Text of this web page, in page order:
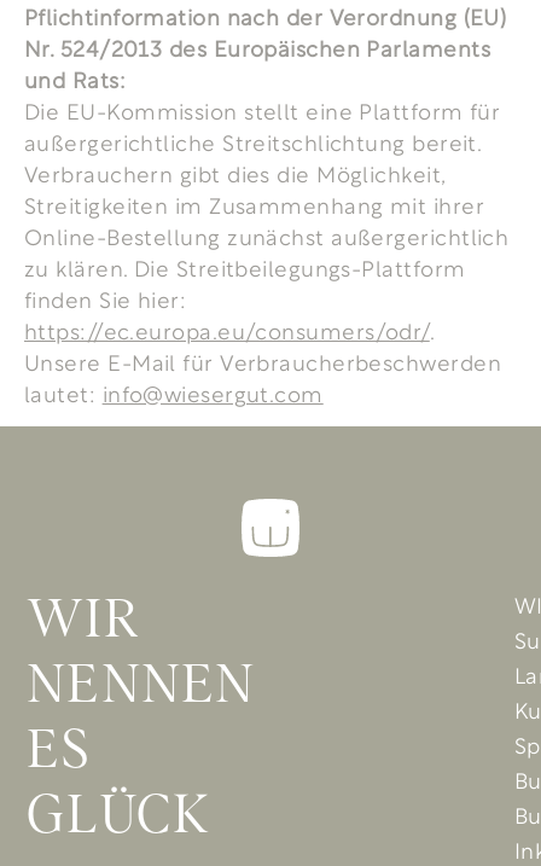
Pflichtinformation nach der Verordnung (EU)
Nr. 524/2013 des Europäischen Parlaments
und Rats:
Die EU-Kommission stellt eine Plattform für
außergerichtliche Streitschlichtung bereit.
Verbrauchern gibt dies die Möglichkeit,
Streitigkeiten im Zusammenhang mit ihrer
Online-Bestellung zunächst außergerichtlich
zu klären. Die Streitbeilegungs-Plattform
finden Sie hier:
https://ec.europa.eu/consumers/odr/.
Unsere E-Mail für Verbraucherbeschwerden
lautet: info@wiesergut.com
WIR
NENNEN
ES
GLÜCK